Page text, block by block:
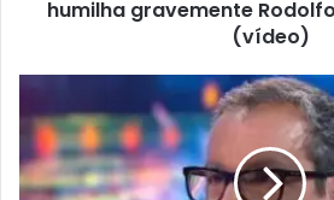
humilha gravemente
(vídeo)